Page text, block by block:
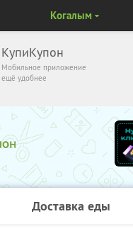
КупиКупон
Мобильное приложение
ещё удобнее
Когалым
Доставка еды